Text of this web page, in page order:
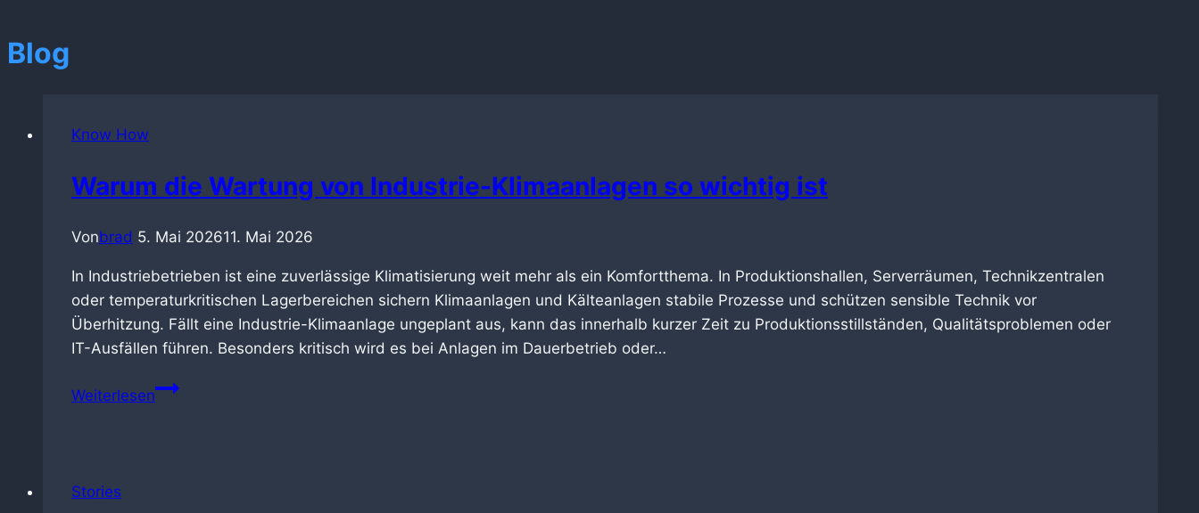
Blog
Know How
Warum die Wartung von Industrie-Klimaanlagen so wichtig ist
Vonbrad 5. Mai 202611. Mai 2026
In Industriebetrieben ist eine zuverlässige Klimatisierung weit mehr als ein Komfortthema. In Produktionshallen, Serverräumen, Technikzentralen
oder temperaturkritischen Lagerbereichen sichern Klimaanlagen und Kälteanlagen stabile Prozesse und schützen sensible Technik vor
Überhitzung. Fällt eine Industrie-Klimaanlage ungeplant aus, kann das innerhalb kurzer Zeit zu Produktionsstillständen, Qualitätsproblemen oder
IT-Ausfällen führen. Besonders kritisch wird es bei Anlagen im Dauerbetrieb oder…
WeiterlesenWarum
Stories